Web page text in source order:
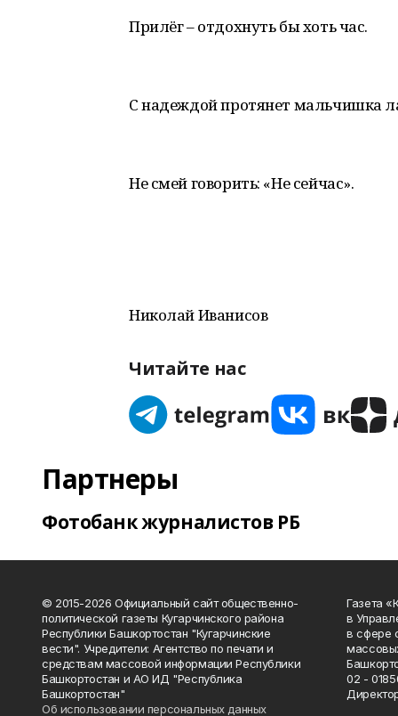
Прилёг – отдохнуть бы хоть час.
С надеждой протянет мальчишка
Не смей говорить: «Не сейчас».
Николай Иванисов
Читайте нас
Партнеры
Фотобанк журналистов РБ
© 2015-2026 Официальный сайт общественно-
политической газеты Кугарчинского района
Республики Башкортостан "Кугарчинские
вести". Учредители: Агентство по печати и
средствам массовой информации Республики
Башкортостан и АО ИД "Республика
Башкортостан"
Об использовании персональных данных
Газета
в
в сфере
02 -